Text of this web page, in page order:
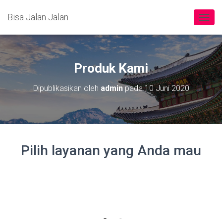
Bisa Jalan Jalan
Produk Kami
Dipublikasikan oleh adminpada10 Juni 2020
Pilih layanan yang Anda mau